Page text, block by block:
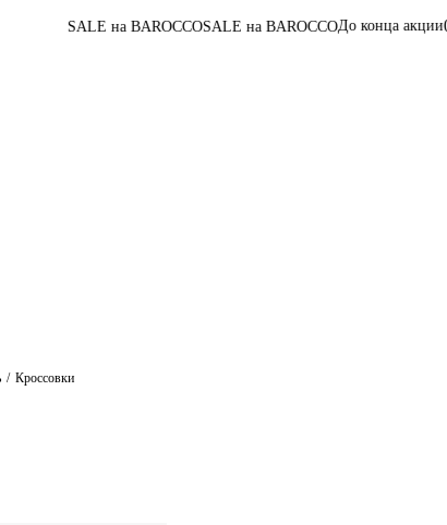
на BAROCCOSALE на BAROCCOДо конца акции06:11 :26:00
Кроссовки